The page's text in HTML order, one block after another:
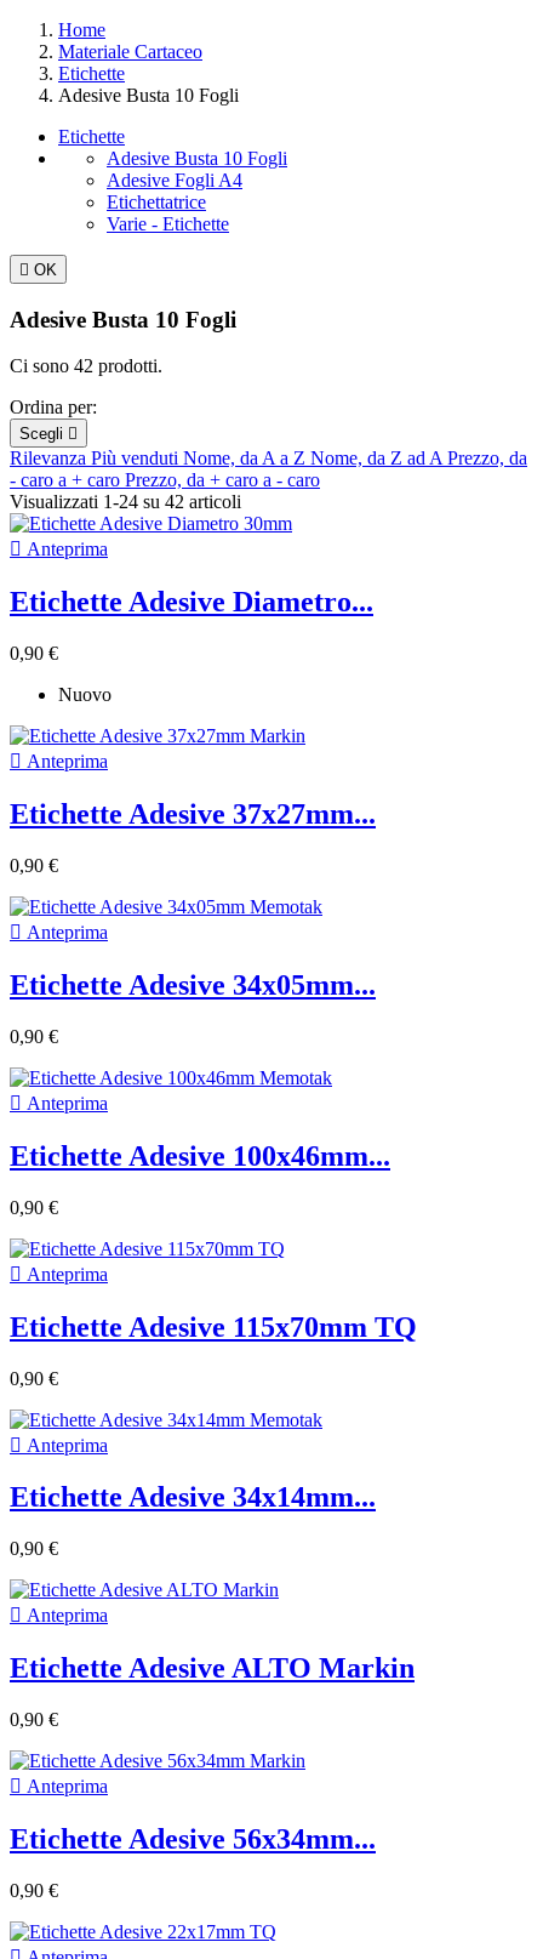
Home
Materiale Cartaceo
Etichette
Adesive Busta 10 Fogli
Etichette
Adesive Busta 10 Fogli
Adesive Fogli A4
Etichettatrice
Varie - Etichette
 OK
Adesive Busta 10 Fogli
Ci sono 42 prodotti.
Ordina per:
Scegli 
Rilevanza Più venduti Nome, da A a Z Nome, da Z ad APrezzo, da
- caro a + caro Prezzo, da + caro a - caro
Visualizzati 1-24 su 42 articoli
 Anteprima
Etichette Adesive Diametro...
0,90 €
Nuovo
 Anteprima
Etichette Adesive 37x27mm...
0,90 €
 Anteprima
Etichette Adesive 34x05mm...
0,90 €
 Anteprima
Etichette Adesive 100x46mm...
0,90 €
 Anteprima
Etichette Adesive 115x70mm TQ
0,90 €
 Anteprima
Etichette Adesive 34x14mm...
0,90 €
 Anteprima
Etichette Adesive ALTO Markin
0,90 €
 Anteprima
Etichette Adesive 56x34mm...
0,90 €